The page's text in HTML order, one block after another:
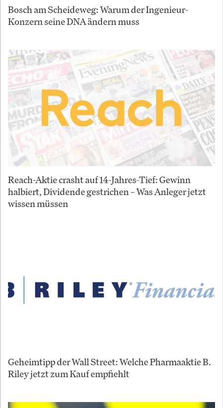
Bosch am Scheideweg: Warum der Ingenieur-
Konzern seine DNA ändern muss
Reach-Aktie crasht auf 14-Jahres-Tief: Gewinn
halbiert, Dividende gestrichen – Was Anleger jetzt
wissen müssen
Geheimtipp der Wall Street: Welche Pharmaaktie B.
Riley jetzt zum Kauf empfiehlt